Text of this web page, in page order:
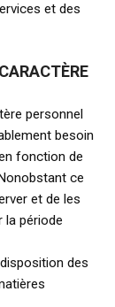
et des
personnel
besoin
fonction de
ce
et de les
la période
des